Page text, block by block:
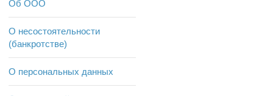
Об ООО
О несостоятельности
(банкротстве)
О персональных данных